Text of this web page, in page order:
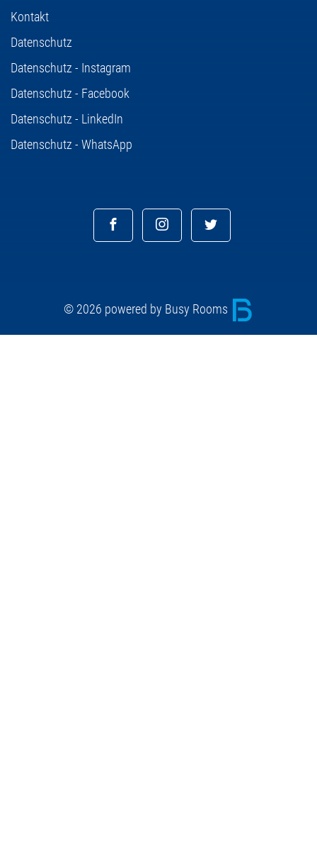
Kontakt
Datenschutz
Datenschutz - Instagram
Datenschutz - Facebook
Datenschutz - LinkedIn
Datenschutz - WhatsApp
© 2026 powered by Busy Rooms